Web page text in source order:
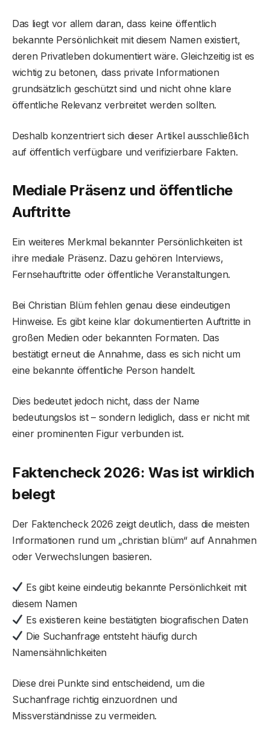
Das liegt vor allem daran, dass keine öffentlich
bekannte Persönlichkeit mit diesem Namen existiert,
deren Privatleben dokumentiert wäre. Gleichzeitig ist es
wichtig zu betonen, dass private Informationen
grundsätzlich geschützt sind und nicht ohne klare
öffentliche Relevanz verbreitet werden sollten.
Deshalb konzentriert sich dieser Artikel ausschließlich
auf öffentlich verfügbare und verifizierbare Fakten.
Mediale Präsenz und öffentliche
Auftritte
Ein weiteres Merkmal bekannter Persönlichkeiten ist
ihre mediale Präsenz. Dazu gehören Interviews,
Fernsehauftritte oder öffentliche Veranstaltungen.
Bei Christian Blüm fehlen genau diese eindeutigen
Hinweise. Es gibt keine klar dokumentierten Auftritte in
großen Medien oder bekannten Formaten. Das
bestätigt erneut die Annahme, dass es sich nicht um
eine bekannte öffentliche Person handelt.
Dies bedeutet jedoch nicht, dass der Name
bedeutungslos ist – sondern lediglich, dass er nicht mit
einer prominenten Figur verbunden ist.
Faktencheck 2026: Was ist wirklich
belegt
Der Faktencheck 2026 zeigt deutlich, dass die meisten
Informationen rund um „christian blüm“ auf Annahmen
oder Verwechslungen basieren.
Es gibt keine eindeutig bekannte Persönlichkeit mit
diesem Namen
Es existieren keine bestätigten biografischen Daten
Die Suchanfrage entsteht häufig durch
Namensähnlichkeiten
Diese drei Punkte sind entscheidend, um die
Suchanfrage richtig einzuordnen und
Missverständnisse zu vermeiden.